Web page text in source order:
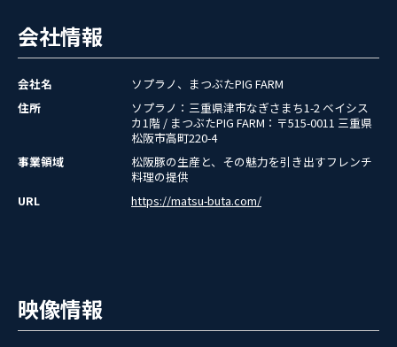
会社情報
会社名
ソプラノ、まつぶたPIG FARM
住所
ソプラノ：三重県津市なぎさまち1-2 ベイシス
カ1階 / まつぶたPIG FARM：〒515-0011 三重県
松阪市高町220-4
事業領域
松阪豚の生産と、その魅力を引き出すフレンチ
料理の提供
URL
https://matsu-buta.com/
映像情報